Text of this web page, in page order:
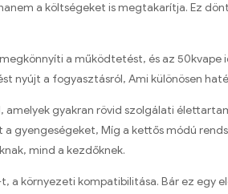
a költségeket is megtakarítja. Ez
a működtetést, és az
nyújt a fogyasztásról, Ami különösen
gyakran rövid szolgálati
Míg a kettős módú
mind a kezdőknek.
a környezeti kompatibilitása. Bár ez